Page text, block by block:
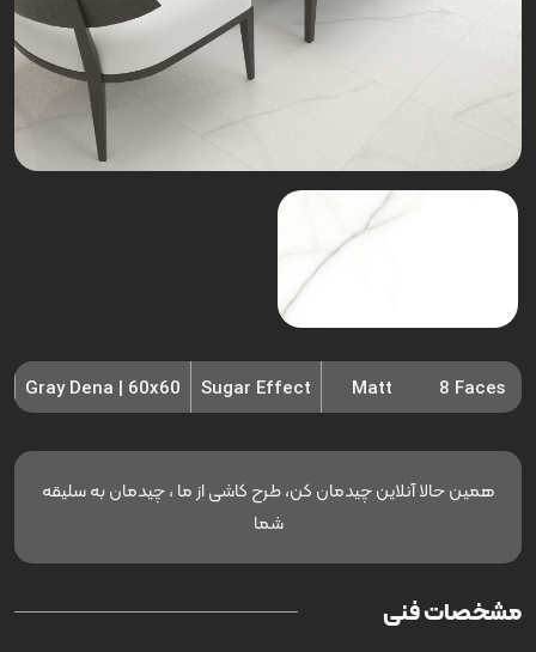
8 Faces
Matt
Sugar Effect
Gray Dena | 60x60
همین حالا آنلاین چیدمان کن، طرح کاشی از ما ، چیدمان به سلیقه
شما
مشخصات فنی